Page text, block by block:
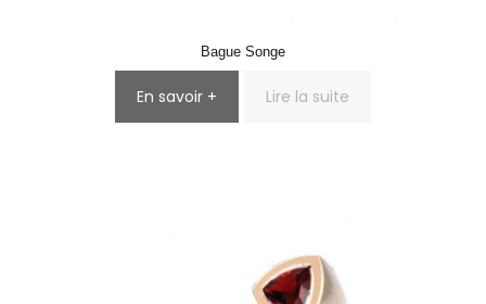
Bague Songe
En savoir + Lire la suite